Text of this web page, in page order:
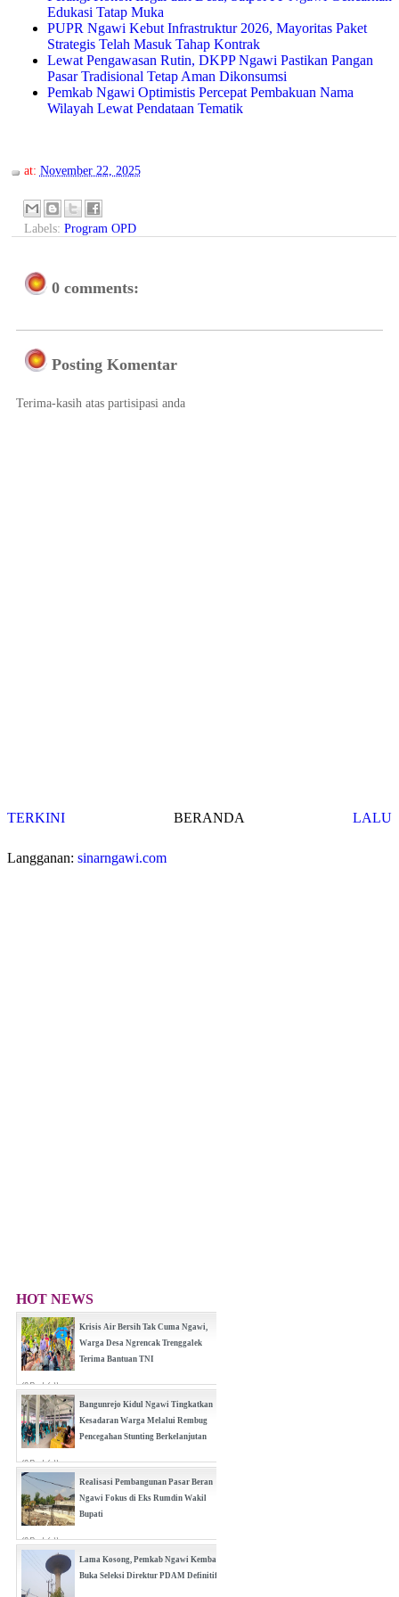
Edukasi Tatap Muka
PUPR Ngawi Kebut Infrastruktur 2026, Mayoritas Paket
Strategis Telah Masuk Tahap Kontrak
Lewat Pengawasan Rutin, DKPP Ngawi Pastikan Pangan
Pasar Tradisional Tetap Aman Dikonsumsi
Pemkab Ngawi Optimistis Percepat Pembakuan Nama
Wilayah Lewat Pendataan Tematik
at: November 22, 2025
Labels: Program OPD
0 comments:
Posting Komentar
Terima-kasih atas partisipasi anda
TERKINI LALU
BERANDA
Langganan: sinarngawi.com
HOT NEWS
Krisis Air Bersih Tak Cuma Ngawi,
Warga Desa Ngrencak Trenggalek
Terima Bantuan TNI
(0 Reply(s))
Bangunrejo Kidul Ngawi Tingkatkan
Kesadaran Warga Melalui Rembug
Pencegahan Stunting Berkelanjutan
(0 Reply(s))
Realisasi Pembangunan Pasar Beran
Ngawi Fokus di Eks Rumdin Wakil
Bupati
(0 Reply(s))
Lama Kosong, Pemkab Ngawi Kembali
Buka Seleksi Direktur PDAM Definitif